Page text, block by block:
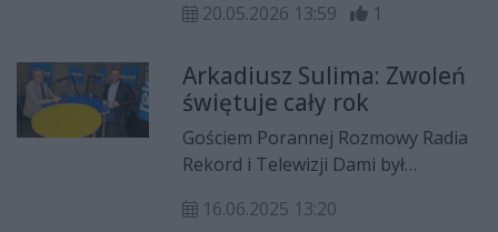
Jana Kochanowskiego w
poświęconym kulturze oraz sztuce
epoki. W środę, 20 maja podpisano
porozumienie dotyczące
przygotowania opracowania
przedprojektowego.
20.05.2026 13:59 1
Arkadiusz Sulima: Zwoleń
świętuje cały rok
Gościem Porannej Rozmowy Radia
Rekord i Telewizji Dami był
Zwolenia. Krzysztof Domagała
16.06.2025 13:20